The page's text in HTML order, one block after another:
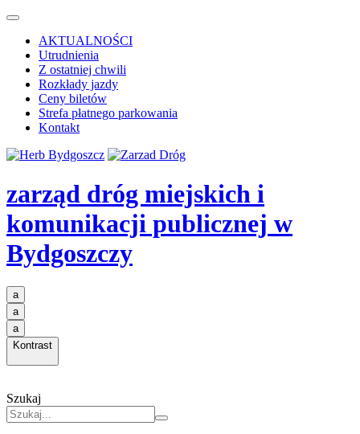
AKTUALNOŚCI
Utrudnienia
Z ostatniej chwili
Rozkłady jazdy
Ceny biletów
Strefa płatnego parkowania
Kontakt
zarząd dróg miejskich i
komunikacji publicznej w
Bydgoszczy
a
a
a
Kontrast
Szukaj